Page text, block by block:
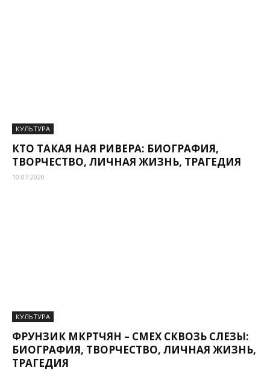
КУЛЬТУРА
КТО ТАКАЯ НАЯ РИВЕРА: БИОГРАФИЯ,
ТВОРЧЕСТВО, ЛИЧНАЯ ЖИЗНЬ, ТРАГЕДИЯ
10.07.2020
КУЛЬТУРА
ФРУНЗИК МКРТЧЯН – СМЕХ СКВОЗЬ СЛЕЗЫ:
БИОГРАФИЯ, ТВОРЧЕСТВО, ЛИЧНАЯ ЖИЗНЬ,
ТРАГЕДИЯ